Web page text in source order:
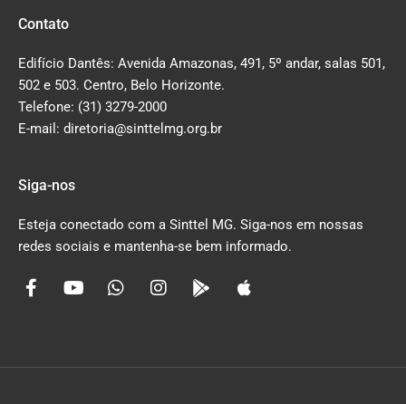
Contato
Edifício Dantês: Avenida Amazonas, 491, 5º andar, salas 501,
502 e 503. Centro, Belo Horizonte.
Telefone: (31) 3279-2000
E-mail: diretoria@sinttelmg.org.br
Siga-nos
Esteja conectado com a Sinttel MG. Siga-nos em nossas
redes sociais e mantenha-se bem informado.